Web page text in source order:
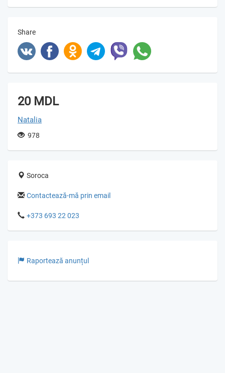
Share
20 MDL
Natalia
978
Soroca
Contactează-mă prin email
+373 693 22 023
Raportează anunțul